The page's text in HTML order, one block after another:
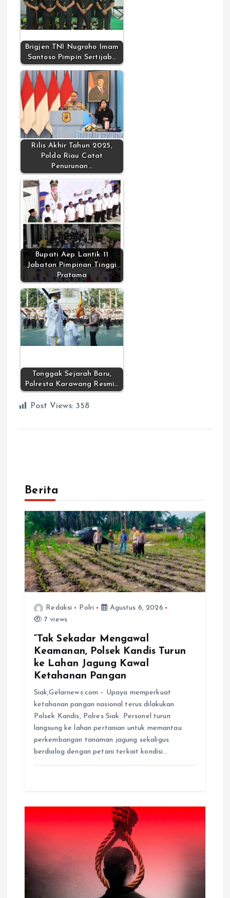
Brigjen TNI Nugroho Imam
Santoso Pimpin Sertijab…
Rilis Akhir Tahun 2025,
Polda Riau Catat
Penurunan…
Bupati Aep Lantik 11
Jabatan Pimpinan Tinggi
Pratama
Tonggak Sejarah Baru,
Polresta Karawang Resmi…
Post Views: 358
Berita
Redaksi Polri
Agustus 6, 2026
7 views
“Tak Sekadar Mengawal
Keamanan, Polsek Kandis Turun
ke Lahan Jagung Kawal
Ketahanan Pangan
Siak,Gelarnews.com – Upaya memperkuat
ketahanan pangan nasional terus dilakukan
Polsek Kandis, Polres Siak. Personel turun
langsung ke lahan pertanian untuk memantau
perkembangan tanaman jagung sekaligus
berdialog dengan petani terkait kondisi…